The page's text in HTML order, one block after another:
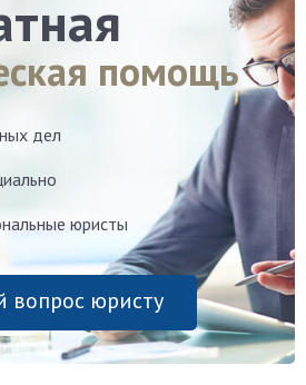
помощь
дел
юристы
вопрос юристу